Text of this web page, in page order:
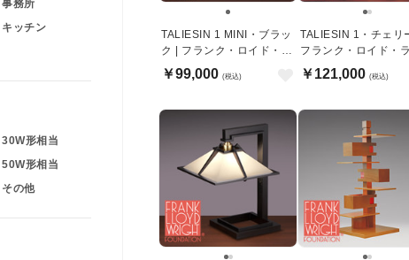
TALIESIN 1 MINI・ブラッ
ク | フランク・ロイド・ラ
イト
￥99,000 (税込)
TALIESIN 1・チェリ
フランク・ロイド・
￥121,000 (税込)
事務所
キッチン
30W形相当
50W形相当
その他